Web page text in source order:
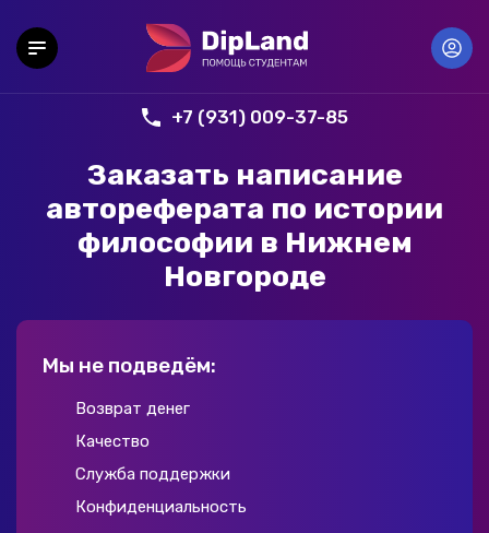
+7 (931) 009-37-85
Заказать написание
автореферата по истории
философии в Нижнем
Новгороде
Мы не подведём:
Возврат денег
Качество
Служба поддержки
Конфиденциальность